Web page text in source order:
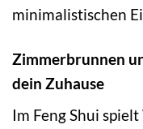
minimalistischen
Zimmerbrunnen
dein Zuhause
Im Feng Shui